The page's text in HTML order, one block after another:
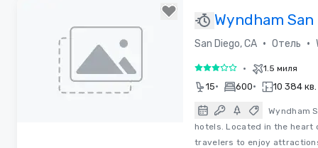
Wyndham
Bayside
San Diego, CA • Отель •
3 из 5 • 1.5 миля
15• 600• 10 384
Wyndham
hotels. Located in the heart
travelers to enjoy